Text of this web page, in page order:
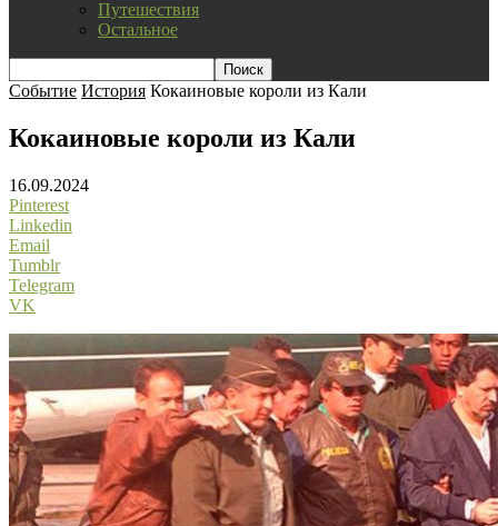
Путешествия
Остальное
Событие История Кокаиновые короли из Кали
Кокаиновые короли из Кали
16.09.2024
Pinterest
Linkedin
Email
Tumblr
Telegram
VK